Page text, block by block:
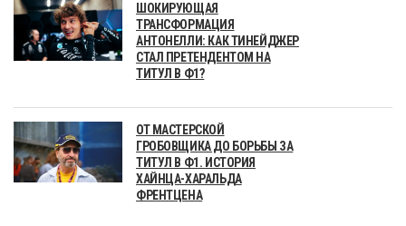
ШОКИРУЮЩАЯ
ТРАНСФОРМАЦИЯ
АНТОНЕЛЛИ: КАК ТИНЕЙДЖЕР
СТАЛ ПРЕТЕНДЕНТОМ НА
ТИТУЛ В Ф1?
ОТ МАСТЕРСКОЙ
ГРОБОВЩИКА ДО БОРЬБЫ ЗА
ТИТУЛ В Ф1. ИСТОРИЯ
ХАЙНЦА-ХАРАЛЬДА
ФРЕНТЦЕНА